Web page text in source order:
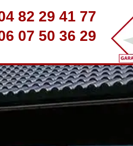
82 29 41 77
07 50 36 29